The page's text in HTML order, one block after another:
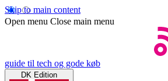
Skip to main content
Open menu Close main menu
guide til tech og gode køb
DK Edition